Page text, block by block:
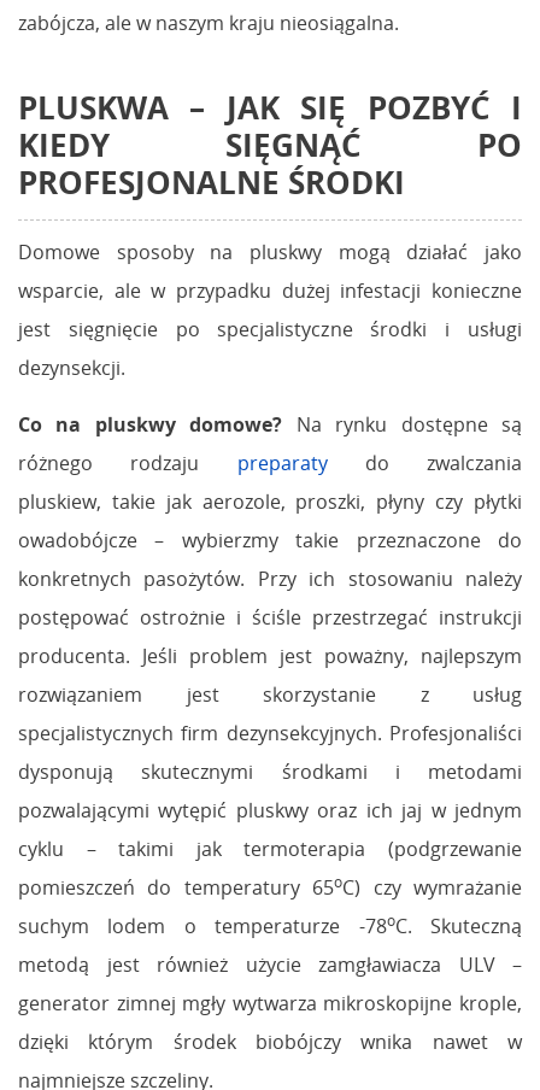
zabójcza, ale w naszym kraju nieosiągalna.
PLUSKWA – JAK SIĘ POZBYĆ I
KIEDY SIĘGNĄĆ PO
PROFESJONALNE ŚRODKI
Domowe sposoby na pluskwy mogą działać jako
wsparcie, ale w przypadku dużej infestacji konieczne
jest sięgnięcie po specjalistyczne środki i usługi
dezynsekcji.
Co na pluskwy domowe? Na rynku dostępne są
różnego rodzaju preparaty do zwalczania
pluskiew, takie jak aerozole, proszki, płyny czy płytki
owadobójcze – wybierzmy takie przeznaczone do
konkretnych pasożytów. Przy ich stosowaniu należy
postępować ostrożnie i ściśle przestrzegać instrukcji
producenta. Jeśli problem jest poważny, najlepszym
rozwiązaniem jest skorzystanie z usług
specjalistycznych firm dezynsekcyjnych. Profesjonaliści
dysponują skutecznymi środkami i metodami
pozwalającymi wytępić pluskwy oraz ich jaj w jednym
cyklu – takimi jak termoterapia (podgrzewanie
pomieszczeń do temperatury 65oC) czy wymrażanie
suchym lodem o temperaturze -78oC. Skuteczną
metodą jest również użycie zamgławiacza ULV –
generator zimnej mgły wytwarza mikroskopijne krople,
dzięki którym środek biobójczy wnika nawet w
najmniejsze szczeliny.